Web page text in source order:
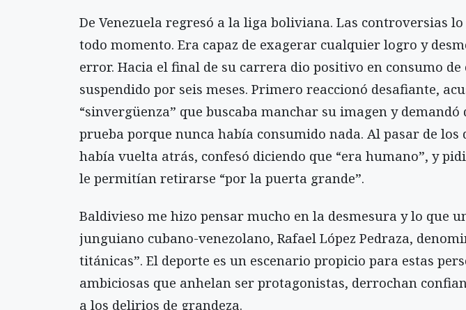
De Venezuela regresó a la liga boliviana. Las controversias
todo momento. Era capaz de exagerar cualquier logro y
error. Hacia el final de su carrera dio positivo en consumo de
suspendido por seis meses. Primero reaccionó desafiante,
“sinvergüenza” que buscaba manchar su imagen y
prueba porque nunca había consumido nada. Al pasar de los
había vuelta atrás, confesó diciendo que “era humano”, y
le permitían retirarse “por la puerta grande”.
Baldivieso me hizo pensar mucho en la desmesura y lo que
junguiano cubano-venezolano, Rafael López Pedraza,
titánicas”. El deporte es un escenario propicio para estas
ambiciosas que anhelan ser protagonistas, derrochan
a los delirios de grandeza.